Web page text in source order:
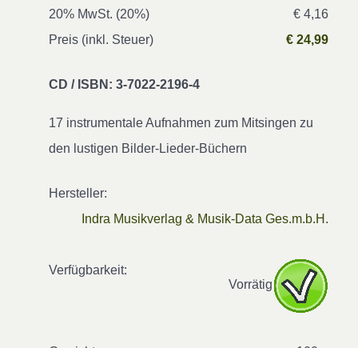
20% MwSt. (20%)
€ 4,16
Preis (inkl. Steuer)
€ 24,99
CD / ISBN: 3-7022-2196-4
17 instrumentale Aufnahmen zum Mitsingen zu
den lustigen Bilder-Lieder-Büchern
Hersteller:
Indra Musikverlag & Musik-Data Ges.m.b.H.
Verfügbarkeit:
Vorrätig